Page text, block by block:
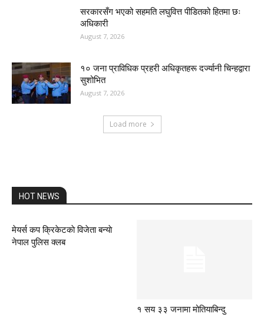
सरकारसँग भएको सहमति लघुवित्त पीडितको हितमा छः
अधिकारी
August 7, 2026
१० जना प्राविधिक प्रहरी अधिकृतहरू दर्ज्यानी चिन्हद्वारा
सुशोभित
August 7, 2026
Load more
HOT NEWS
मेयर्स कप क्रिकेटकाे विजेता बन्याे
नेपाल पुलिस क्लब
१ सय ३३ जनामा मोतियाबिन्दु